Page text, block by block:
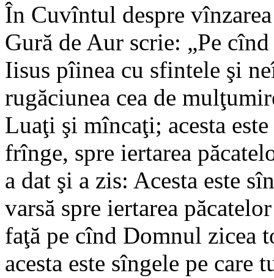
În Cuvîntul despre
Gură de Aur scrie: „Pe
Iisus pîinea cu sfintele şi
rugăciunea cea de
Luaţi şi mîncaţi; acesta
frînge, spre iertarea
a dat şi a zis: Acesta este
varsă spre iertarea
faţă pe cînd Domnul zicea
acesta este sîngele pe